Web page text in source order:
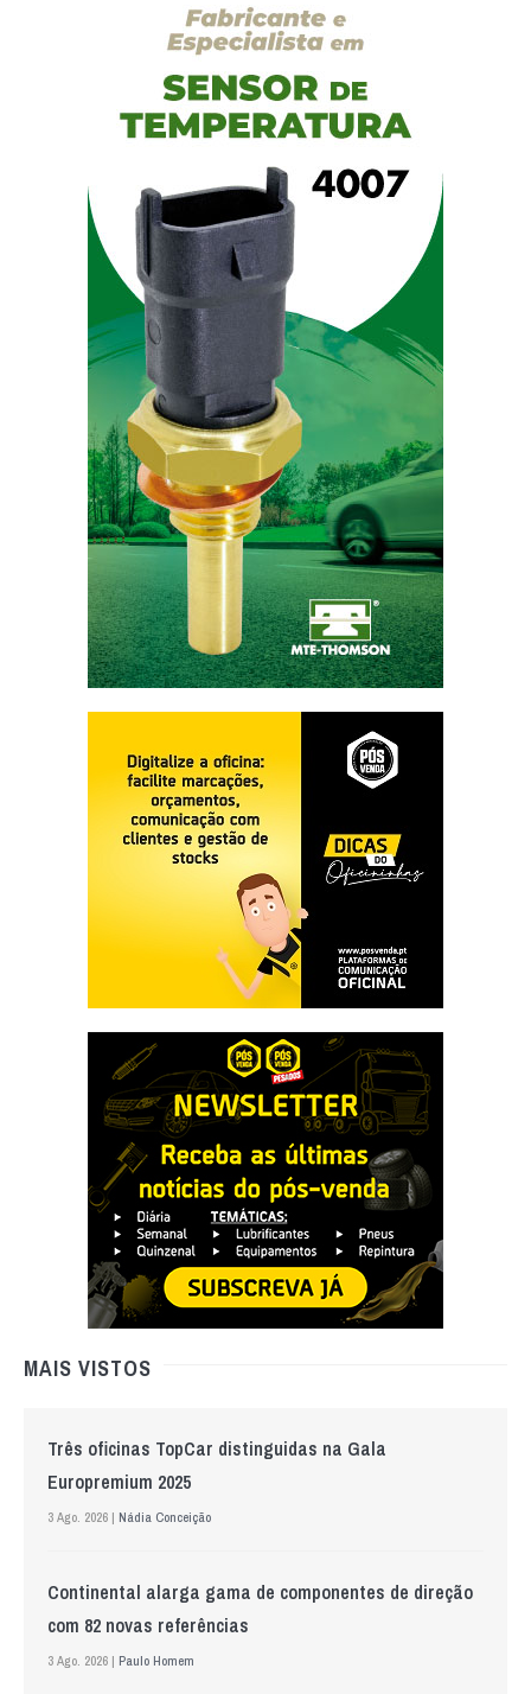
MAIS VISTOS
Três oficinas TopCar distinguidas na Gala
Europremium 2025
3 Ago. 2026 | Nádia Conceição
Continental alarga gama de componentes de direção
com 82 novas referências
3 Ago. 2026 | Paulo Homem